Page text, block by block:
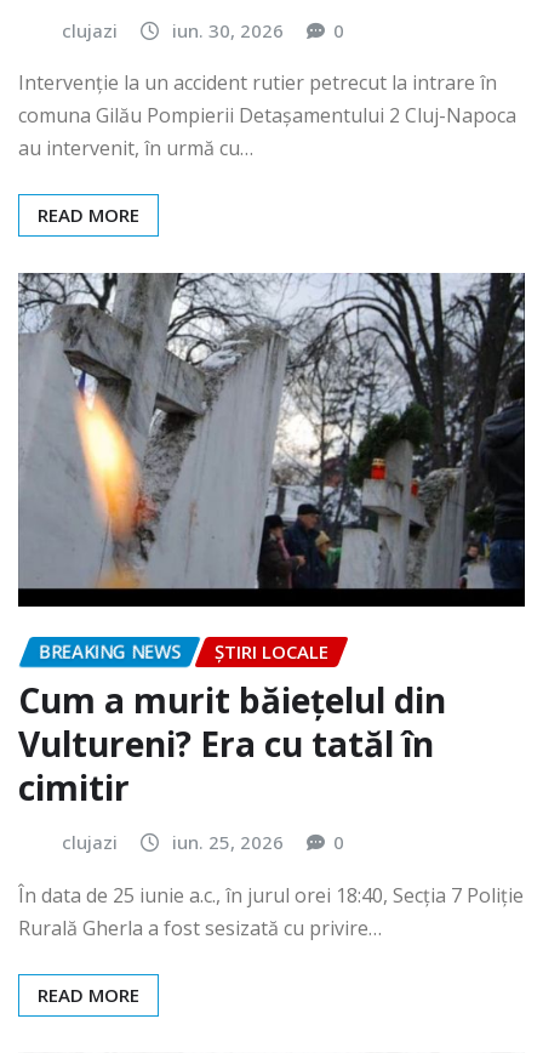
clujazi iun. 30, 2026 0
Intervenție la un accident rutier petrecut la intrare în
comuna Gilău Pompierii Detașamentului 2 Cluj-Napoca
au intervenit, în urmă cu…
READ MORE
BREAKING NEWS ȘTIRI LOCALE
Cum a murit băiețelul din
Vultureni? Era cu tatăl în
cimitir
clujazi iun. 25, 2026 0
În data de 25 iunie a.c., în jurul orei 18:40, Secția 7 Poliție
Rurală Gherla a fost sesizată cu privire…
READ MORE